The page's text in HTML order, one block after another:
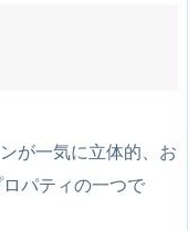
が一気に立体的、お
パティの一つで